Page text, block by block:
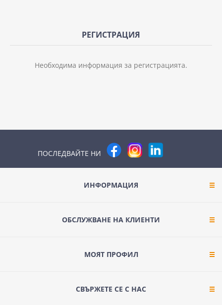
РЕГИСТРАЦИЯ
Необходима информация за регистрацията.
ПОСЛЕДВАЙТЕ НИ
ИНФОРМАЦИЯ
ОБСЛУЖВАНЕ НА КЛИЕНТИ
МОЯТ ПРОФИЛ
СВЪРЖЕТЕ СЕ С НАС